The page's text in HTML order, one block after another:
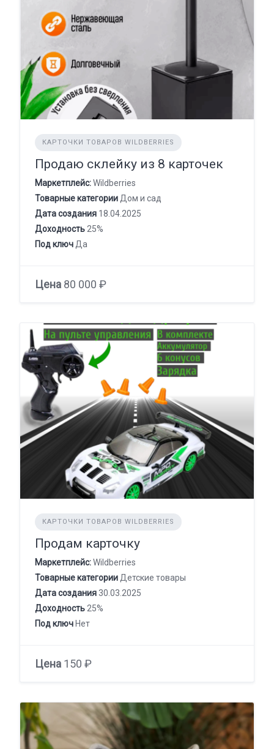
КАРТОЧКИ ТОВАРОВ WILDBERRIES
Продаю склейку из 8 карточек
Маркетплейс:Wildberries
Товарные категории Дом и сад
Дата создания 18.04.2025
Доходность 25%
Под ключ Да
Цена 80 000 ₽
КАРТОЧКИ ТОВАРОВ WILDBERRIES
Продам карточку
Маркетплейс:Wildberries
Товарные категории Детские товары
Дата создания30.03.2025
Доходность 25%
Под ключНет
Цена 150 ₽